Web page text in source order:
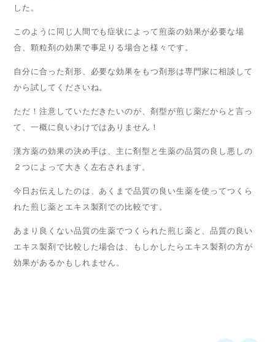
した。
このように同じ人間でも症状によって煎薬の効果が必要な場
合、顆粒剤の効果で事足りる場合と様々です。
自分に合った剤形、必要な効果をもつ剤形は専門家に相談して
から試してくださいね。
ただ！注意していただきたいのが、剤型が煎じ薬だからと言っ
て、一概に良いわけではありません！
漢方薬の効果の決め手は、主に剤型と生薬の品質の良し悪しの
２つによって大きく左右されます。
今日お伝えしたのは、あくまで品質の良い生薬を使ってつくら
れた煎じ薬とエキス製剤での比較です。
あまり良くない品質の生薬でつくられた煎じ薬と、品質の良い
エキス製剤で比較した場合は、もしかしたらエキス製剤の方が
効果があるかもしれません。